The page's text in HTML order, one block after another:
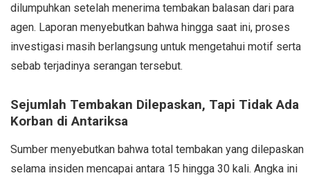
dilumpuhkan setelah menerima tembakan balasan dari para
agen. Laporan menyebutkan bahwa hingga saat ini, proses
investigasi masih berlangsung untuk mengetahui motif serta
sebab terjadinya serangan tersebut.
Sejumlah Tembakan Dilepaskan, Tapi Tidak Ada
Korban di Antariksa
Sumber menyebutkan bahwa total tembakan yang dilepaskan
selama insiden mencapai antara 15 hingga 30 kali. Angka ini